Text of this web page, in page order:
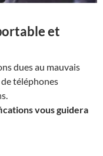
et
dues au mauvais
téléphones
vous guidera